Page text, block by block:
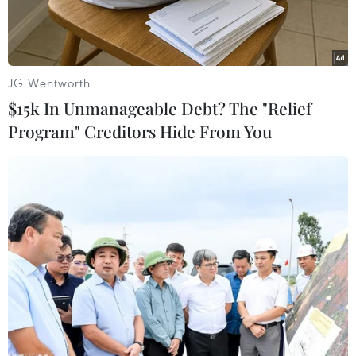
Cán bộ, chiến sỹ Đồn Biên phòng Tổng Cọt đang kiểm đếm số
JG Wentworth
$15k In Unmanageable Debt? The "Relief
Program" Creditors Hide From You